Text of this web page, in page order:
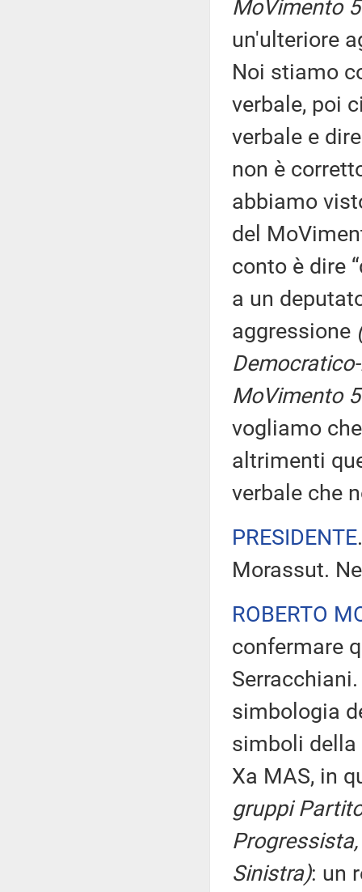
MoVimento
un'ulteriore
Noi stiamo
verbale, poi
verbale e
non è
abbiamo
del
conto è dire
a un
aggressione
MoVimento
vogliamo
altrimenti
verbale che
PRESIDENTE
Morassut.
ROBERTO
confermare
simbologia
simboli della
Xa MAS, in
gruppi
Sinistra): un